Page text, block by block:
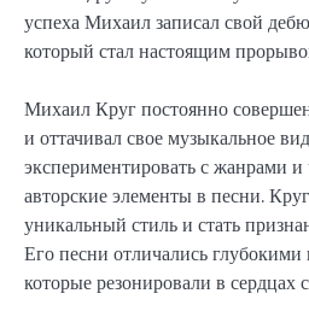
успеха Михаил записал свой
который стал настоящим
Михаил Круг постоянно
и оттачивал свое музыкальное
экспериментировать с жанрами
авторские элементы в песни.
уникальный стиль и стать
Его песни отличались
которые резонировали в сердцах